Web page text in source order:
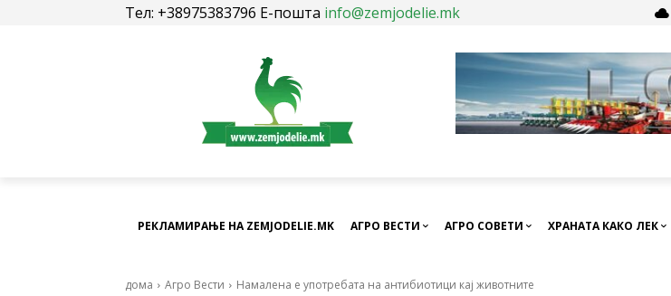
Тел: +38975383796 Е-пошта info@zemjodelie.mk
РЕКЛАМИРАЊЕ НА ZEMJODELIE.MK АГРО ВЕСТИ АГРО СОВЕТИ ХРАНАТА КАКО ЛЕК
дома Агро Вести Намалена е употребата на антибиотици кај животните